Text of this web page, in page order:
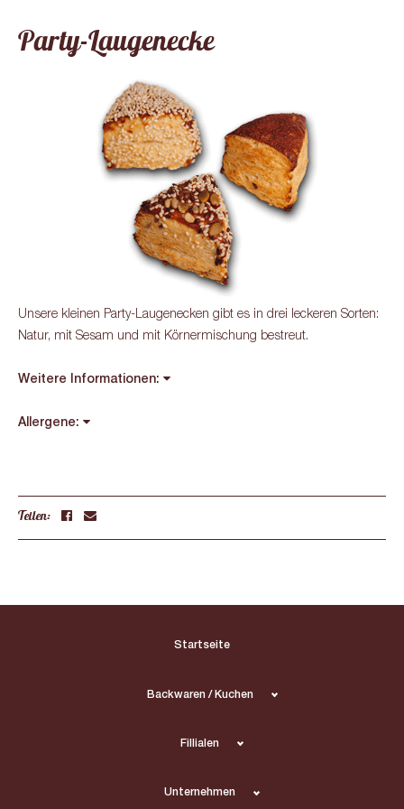
Party-Laugenecke
Unsere kleinen Party-Laugenecken gibt es in drei leckeren Sorten:
Natur, mit Sesam und mit Körnermischung bestreut.
Weitere Informationen:
Allergene:
Teilen:
Startseite
Backwaren / Kuchen
Fillialen
Unternehmen